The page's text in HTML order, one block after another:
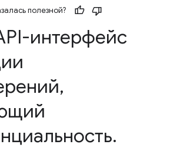
полезной?
интерфейс
,
.